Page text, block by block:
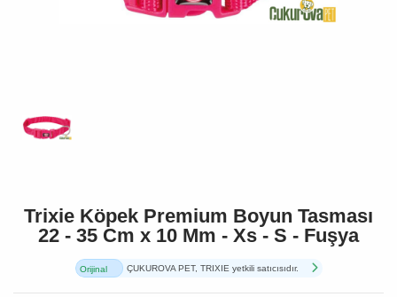
Trixie Köpek Premium Boyun Tasması
22 - 35 Cm x 10 Mm - Xs - S - Fuşya
Orijinal
ÇUKUROVA PET, TRIXIE yetkili satıcısıdır.